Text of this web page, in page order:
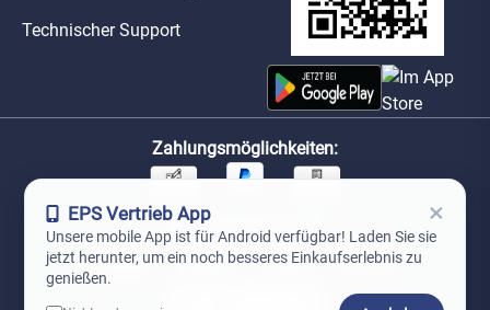
Technischer Support
Zahlungsmöglichkeiten:
Unsere Versandpartner:
EPS Vertrieb App ×
Unsere mobile App ist für Android verfügbar! Laden Sie sie
jetzt herunter, um ein noch besseres Einkaufserlebnis zu
genießen.